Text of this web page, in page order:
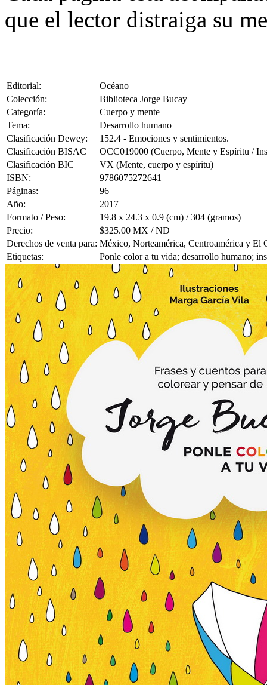
que el lector distraiga su
Editorial:
Océano
Colección:
Biblioteca Jorge Bucay
Categoría:
Cuerpo y mente
Tema:
Desarrollo humano
Clasificación Dewey:
152.4 - Emociones y sentimientos.
Clasificación BISAC
OCC019000 (Cuerpo, Mente y Espíritu /
Clasificación BIC
VX (Mente, cuerpo y espíritu)
ISBN:
9786075272641
Páginas:
96
Año:
2017
Formato / Peso:
19.8 x 24.3 x 0.9 (cm) / 304 (gramos)
Precio:
$325.00 MX / ND
Derechos de venta para: México, Norteamérica, Centroamérica y El
Etiquetas:
Ponle color a tu vida; desarrollo humano;